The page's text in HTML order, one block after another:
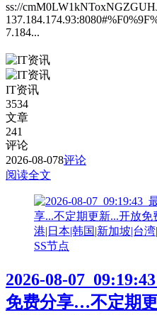
ss://
7.184...
IT资讯
3534
文章
241
评论
2026-08-078评论
阅读全文
SS节点
2026-08-
免费分享…不定期